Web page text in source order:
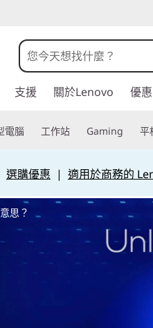
支援 關於Lenovo 優惠
電腦 工作站 Gaming 平
選購優惠 | 適用於商務的
思？